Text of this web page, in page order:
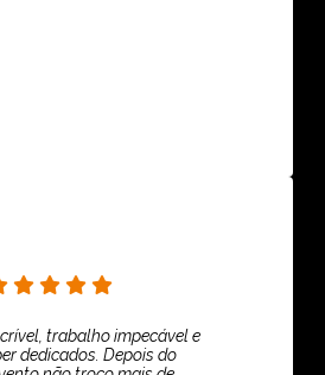
trabalho impecável e
dedicados. Depois do